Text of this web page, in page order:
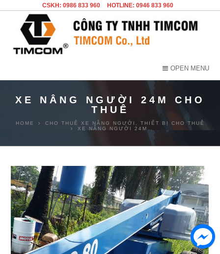
CSKH: 0986 833 960 HOTLINE: 0946 833 960
OPEN MENU
XE NÂNG NGƯỜI 24M CHO
THUÊ
HOME CHO THUÊ XE NÂNG NGƯỜI
THIẾT BỊ CHO THUÊ
XE NÂNG NGƯỜI 24M…